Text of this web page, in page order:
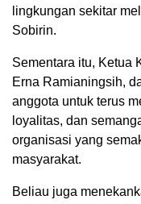
lingkungan sekitar
Sobirin.
Sementara itu, Ketua
Erna Ramianingsih,
anggota untuk terus
loyalitas, dan
organisasi yang
masyarakat.
Beliau juga